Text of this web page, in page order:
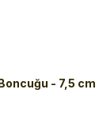
- 7,5 cm